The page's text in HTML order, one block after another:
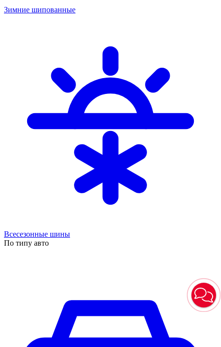
Зимние шипованные
Всесезонные шины
По типу авто